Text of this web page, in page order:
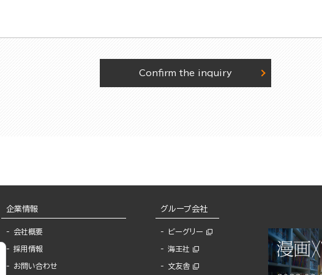
Confirm the inquiry
企業情報
会社概要
採用情報
お問い合わせ
グループ会社
ビーグリー
海王社
文友舎